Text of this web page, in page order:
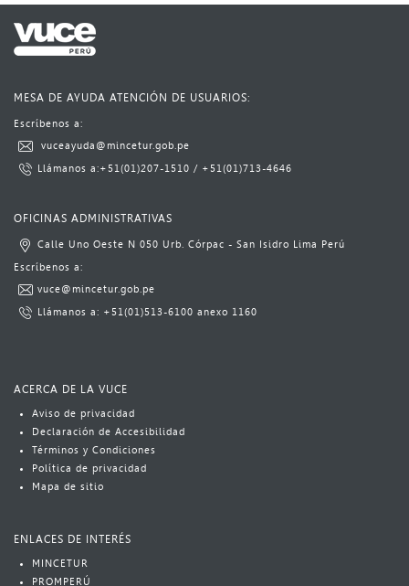
MESA DE AYUDA ATENCIÓN DE USUARIOS:
Escríbenos a:​​​
vuceayuda@mincetur.gob.pe​
L​lámanos a:​+51(01)​207-1510 ​​ / ​ +51(01)713-4646​​​​
OFICINAS ADMINISTRATIVAS
Calle Uno Oeste N 050 Urb. Córpac - San Isidro Lima Perú​
​Escrí​benos a:​​​
vuce@mincetur.gob.pe​
Llámanos a: ​ +51(01)513-6100 ​ anexo 1160​
ACERCA DE LA VUCE
Aviso​​​ de privacidad
Declaración de Accesibilidad
Términos y Condiciones
Política​​ de privacidad
Mapa de sitio
ENLACES DE INTERÉS
MINCETUR
PROMPERÚ